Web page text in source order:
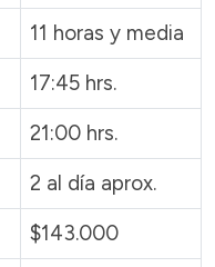
11 horas y media
17:45 hrs.
21:00 hrs.
2 al día aprox.
$143.000